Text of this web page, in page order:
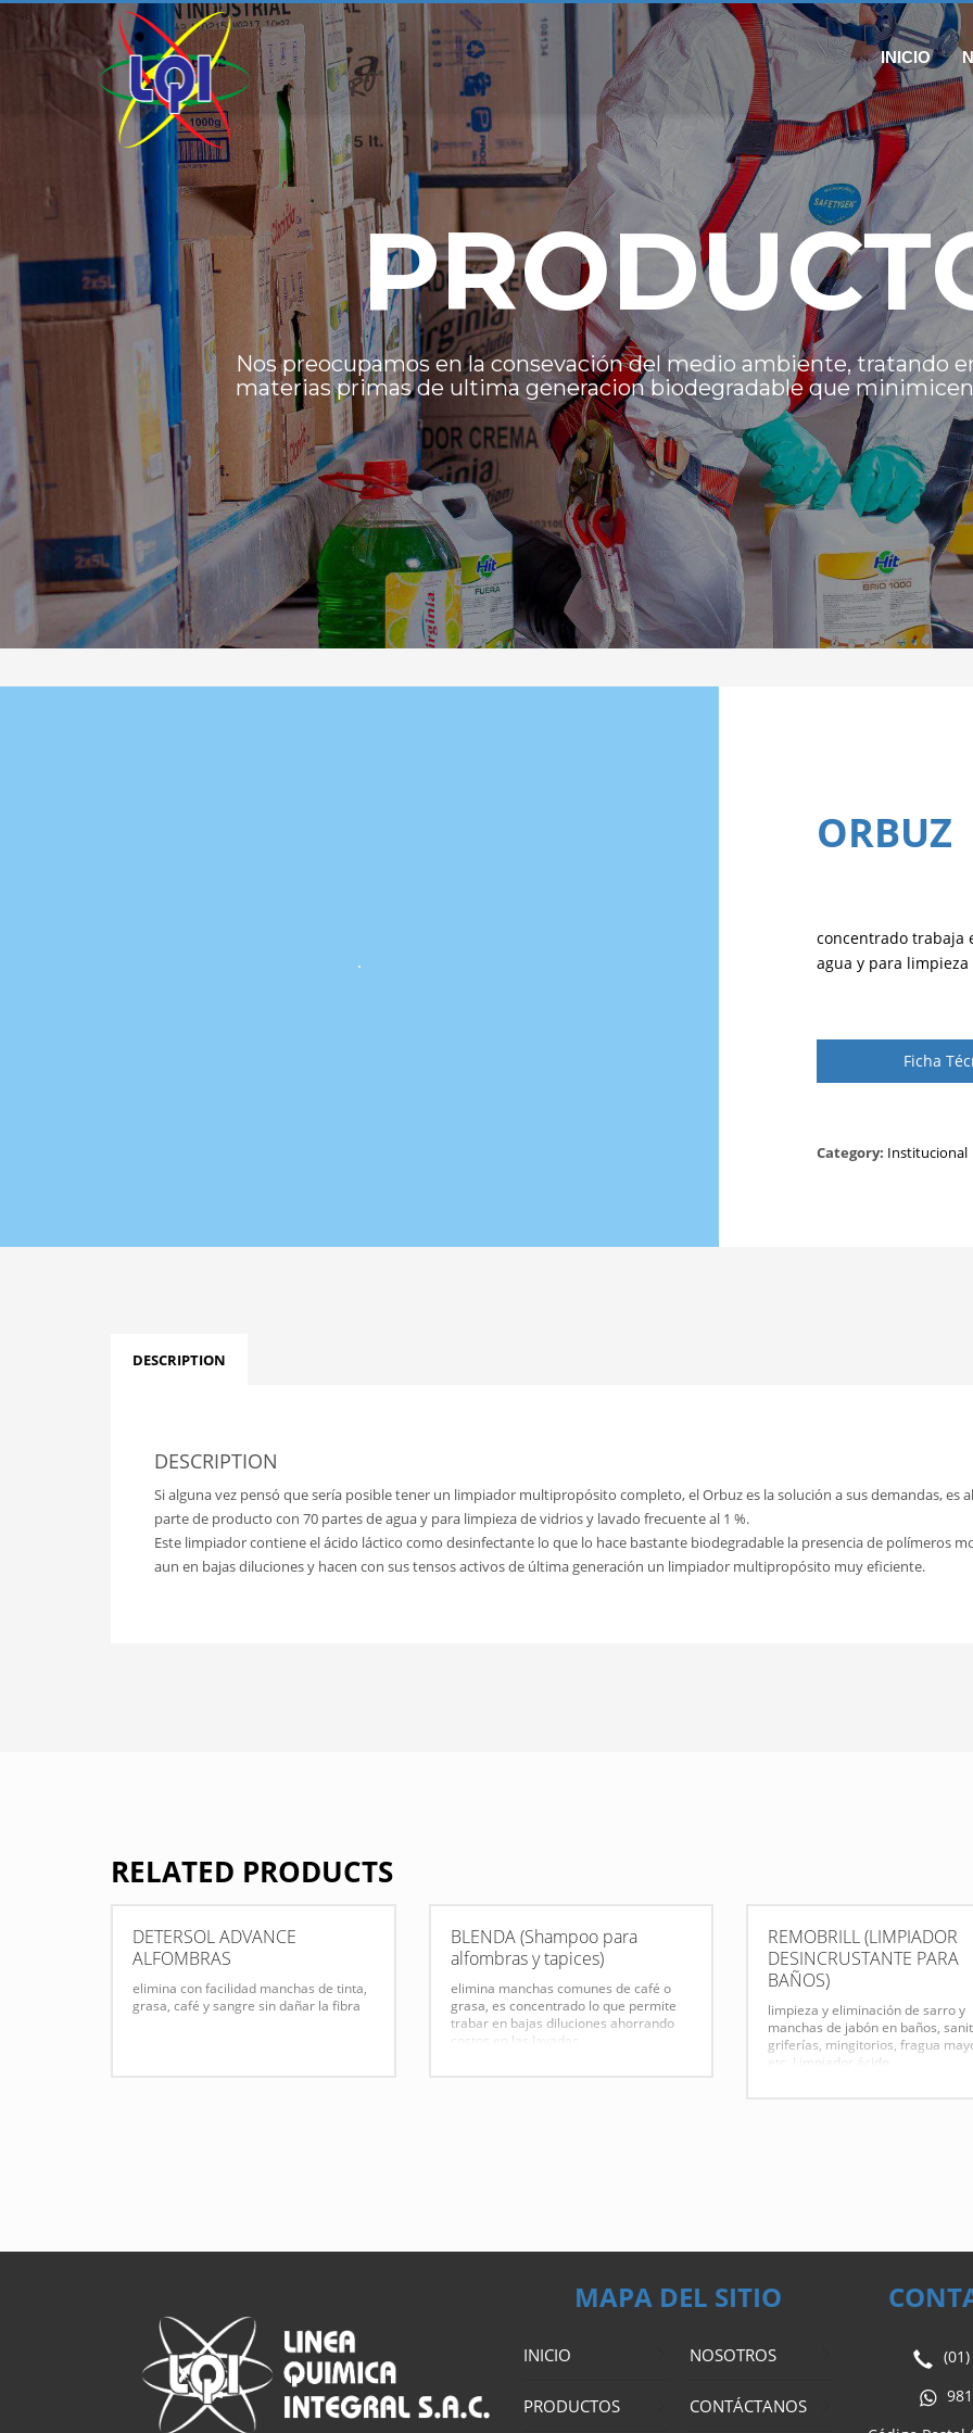
INICIO
Nos preocupamos en la consevación del medio ambiente, tratando
materias primas de ultima generacion biodegradable que
ORBUZ
concentrado trabaja
agua y para
Ficha
Category: Institucional
DESCRIPTION
DESCRIPTION
Si alguna vez pensó que sería posible tener un limpiador multipropósito completo, el Orbuz es la solución a sus demandas,
parte de producto con 70 partes de agua y para limpieza de vidrios y lavado frecuente al 1 %.
Este limpiador contiene el ácido láctico como desinfectante lo que lo hace bastante biodegradable la presencia de polímeros
aun en bajas diluciones y hacen con sus tensos activos de última generación un limpiador multipropósito muy eficiente.
RELATED PRODUCTS
DETERSOL ADVANCE
ALFOMBRAS
elimina con facilidad manchas de tinta,
grasa, café y sangre sin dañar la fibra
BLENDA (Shampoo para
alfombras y tapices)
elimina manchas comunes de café o
grasa, es concentrado lo que permite
trabar en bajas diluciones ahorrando
costos en las lavadas.
REMOBRILL (LIMPIADOR
DESINCRUSTANTE PARA
BAÑOS)
limpieza y eliminación de sarro y
manchas de jabón en baños,
griferías, mingitorios, fragua
etc. Limpiador ácido.
MAPA DEL SITIO
INICIO NOSOTROS
PRODUCTOS CONTÁCTANOS